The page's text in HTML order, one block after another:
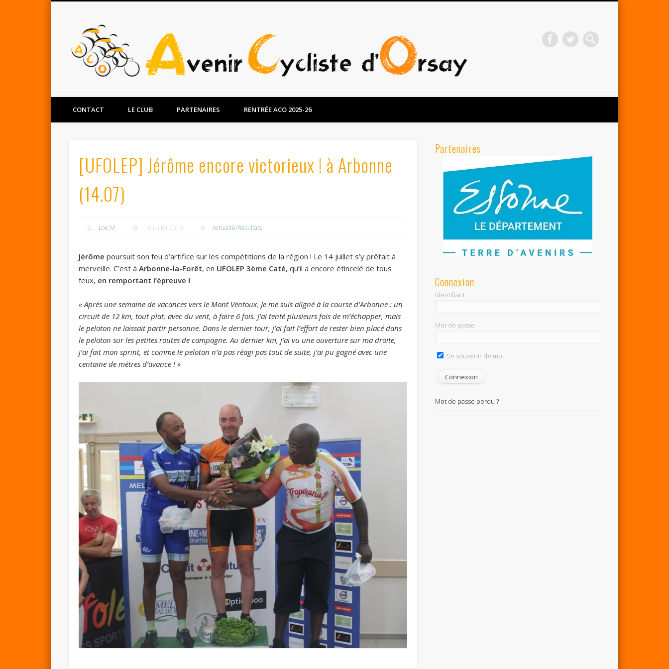
Avenir Cycliste d'Orsay
Twitter
CONTACT LE CLUB PARTENAIRES RENTRÉE ACO 2025-26
[UFOLEP] Jérôme encore victorieux ! à Arbonne
(14.07)
Loic M 15 juillet 2019 Actualité/Résultats
Jérôme poursuit son feu d’artifice sur les compétitions de la région ! Le 14 juillet s’y prêtait à
merveille. C’est àArbonne-la-Forêt, en UFOLEP 3ème Caté, qu’il a encore étincelé de tous
feux, en remportant l’épreuve !
« Après une semaine de vacances vers le Mont Ventoux, Je me suis aligné à la course d’Arbonne : un
circuit de 12 km, tout plat, avec du vent, à faire 6 fois. J’ai tenté plusieurs fois de m’échapper, mais
le peloton ne laissait partir personne. Dans le dernier tour, j’ai fait l’effort de rester bien placé dans
le peloton sur les petites routes de campagne. Au dernier km, j’ai vu une ouverture sur ma droite,
j’ai fait mon sprint, et comme le peloton n’a pas réagi pas tout de suite, j’ai pu gagné avec une
centaine de mètres d’avance ! »
Partenaires
Connexion
Identifiant
Mot de passe
Se souvenir de moi
Mot de passe perdu ?